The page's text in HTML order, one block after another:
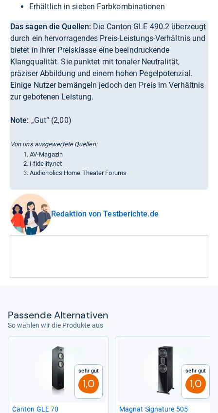
Erhältlich in sieben Farbkombinationen
Das sagen die Quellen: Die Canton GLE 490.2 überzeugt
durch ein hervorragendes Preis-Leistungs-Verhältnis und
bietet in ihrer Preisklasse eine beeindruckende
Klangqualität. Sie punktet mit tonaler Neutralität,
präziser Abbildung und einem hohen Pegelpotenzial.
Einige Nutzer bemängeln jedoch den Preis im Verhältnis
zur gebotenen Leistung.
Note: „Gut“ (2,00)
Von uns ausgewertete Quellen:
AV-Magazin
i-fidelity.net
Audioholics Home Theater Forums
Redaktion von Testberichte.de
Pas­sende Alter­na­ti­ven
So wählen wir die Produkte aus
Sehr gut
1,0
Can­ton GLE 70
Sehr gut
1,0
Magnat Signa­ture 505